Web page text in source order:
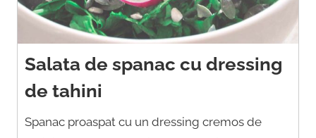
Salata de spanac cu dressing
de tahini
Spanac proaspat cu un dressing cremos de